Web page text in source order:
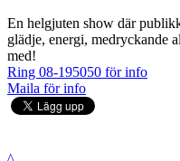
En helgjuten show där
glädje, energi, medryckande
med!
Ring 08-195050 för info
Maila för info